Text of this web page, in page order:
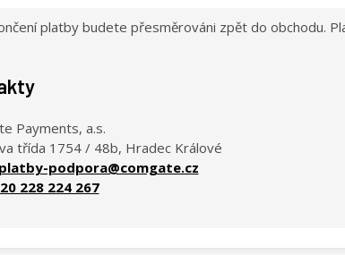
platby budete přesměrováni zpět do obchodu.
Payments, a.s.
třída 1754 / 48b, Hradec Králové
platby-podpora@comgate.cz
228 224 267